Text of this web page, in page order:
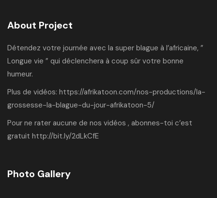
About Project
Détendez votre journée avec la super blague à l’africaine, ”
Longue vie ” qui déclenchera à coup sûr votre bonne
humeur.
Plus de vidéos: https://afrikatoon.com/nos-productions/la-
grossesse-la-blague-du-jour-afrikatoon-5/
Pour ne rater aucune de nos vidéos , abonnes-toi c’est
gratuit http://bit.ly/2dLkCfE
Photo Gallery